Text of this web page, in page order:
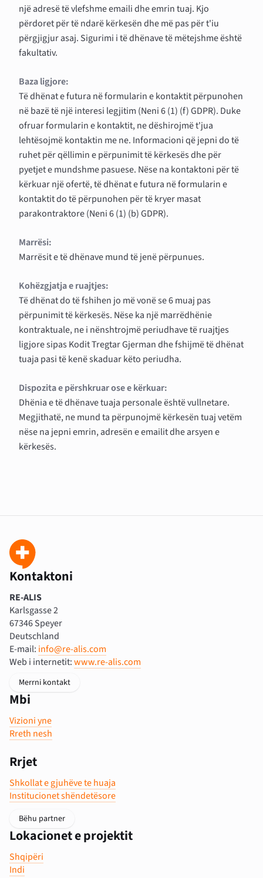
një adresë të vlefshme emaili dhe emrin tuaj. Kjo
përdoret për të ndarë kërkesën dhe më pas për t'iu
përgjigjur asaj. Sigurimi i të dhënave të mëtejshme është
fakultativ.
Baza ligjore:
Të dhënat e futura në formularin e kontaktit përpunohen
në bazë të një interesi legjitim (Neni 6 (1) (f) GDPR). Duke
ofruar formularin e kontaktit, ne dëshirojmë t'jua
lehtësojmë kontaktin me ne. Informacioni që jepni do të
ruhet për qëllimin e përpunimit të kërkesës dhe për
pyetjet e mundshme pasuese. Nëse na kontaktoni për të
kërkuar një ofertë, të dhënat e futura në formularin e
kontaktit do të përpunohen për të kryer masat
parakontraktore (Neni 6 (1) (b) GDPR).
Marrësi:
Marrësit e të dhënave mund të jenë përpunues.
Kohëzgjatja e ruajtjes:
Të dhënat do të fshihen jo më vonë se 6 muaj pas
përpunimit të kërkesës. Nëse ka një marrëdhënie
kontraktuale, ne i nënshtrojmë periudhave të ruajtjes
ligjore sipas Kodit Tregtar Gjerman dhe fshijmë të dhënat
tuaja pasi të kenë skaduar këto periudha.
Dispozita e përshkruar ose e kërkuar:
Dhënia e të dhënave tuaja personale është vullnetare.
Megjithatë, ne mund ta përpunojmë kërkesën tuaj vetëm
nëse na jepni emrin, adresën e emailit dhe arsyen e
kërkesës.
Kontaktoni
RE-ALIS
Karlsgasse 2
67346 Speyer
Deutschland
E-mail: info@re-alis.com
Web i internetit:www.re-alis.com
Merrni kontakt
Mbi
Vizioni yne
Rreth nesh
Rrjet
Shkollat e gjuhëve te huaja
Institucionet shëndetësore
Bëhu partner
Lokacionet e projektit
Shqipëri
Indi